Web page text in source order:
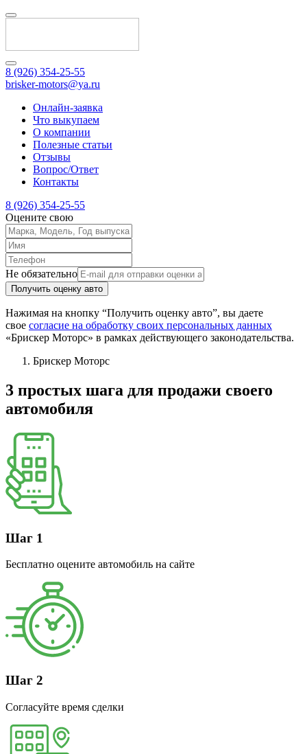
8 (926) 354-25-55
brisker-motors@ya.ru
Онлайн-заявка
Что выкупаем
О компании
Полезные статьи
Отзывы
Вопрос/Ответ
Контакты
8 (926) 354-25-55
Оцените свою
Не обязательно
Получить оценку авто
Нажимая на кнопку “Получить оценку авто”, вы даете
свое согласие на обработку своих персональных данных
«Брискер Моторс» в рамках действующего законодательства.
Брискер Моторс
3 простых шага для продажи своего
автомобиля
Шаг 1
Бесплатно оцените автомобиль на сайте
Шаг 2
Согласуйте время сделки